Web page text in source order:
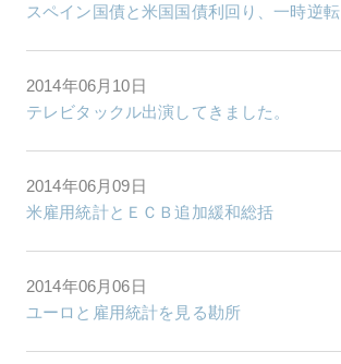
スペイン国債と米国国債利回り、一時逆転
2014年06月10日
テレビタックル出演してきました。
2014年06月09日
米雇用統計とＥＣＢ追加緩和総括
2014年06月06日
ユーロと雇用統計を見る勘所